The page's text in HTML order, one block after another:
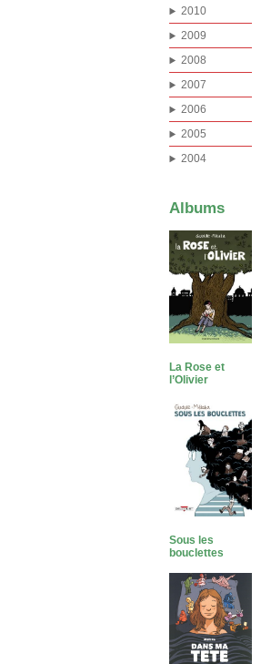
2010
2009
2008
2007
2006
2005
2004
Albums
La Rose et
l’Olivier
Sous les
bouclettes